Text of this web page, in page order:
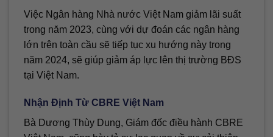
Việc Ngân hàng Nhà nước Việt Nam giảm lãi suất
trong năm 2023, cùng với dự đoán các ngân hàng
lớn trên toàn cầu sẽ tiếp tục xu hướng này trong
năm 2024, sẽ giúp giảm áp lực lên thị trường BĐS
tại Việt Nam.
Nhận Định Từ CBRE Việt Nam
Bà Dương Thùy Dung, Giám đốc điều hành CBRE